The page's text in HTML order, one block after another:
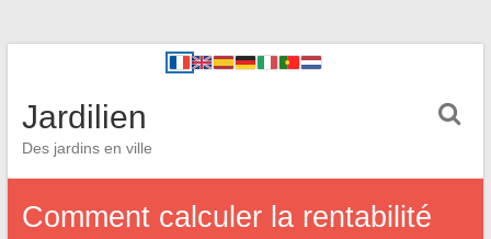
Jardilien
Des jardins en ville
Comment calculer la rentabilité